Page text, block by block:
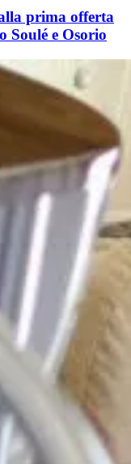
prima offerta
Soulé e Osorio